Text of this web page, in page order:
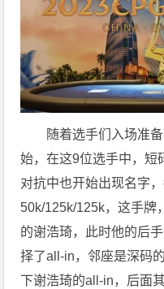
随着选手们入场准
始，在这9位选手中，短
对抗中也开始出现名字
50k/125k/125k，这手牌
的谢浩琦，此时他的后
择了all-in，邻座是深码
下谢浩琦的all-in，后面